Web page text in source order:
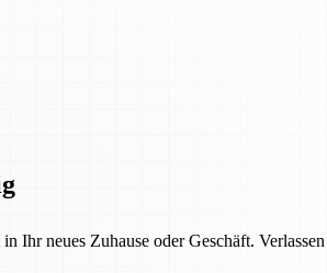
Ihr neues Zuhause oder Geschäft.